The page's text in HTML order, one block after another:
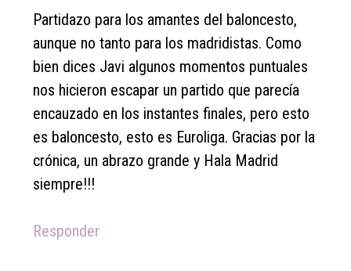
Partidazo para los amantes del baloncesto,
aunque no tanto para los madridistas. Como
bien dices Javi algunos momentos puntuales
nos hicieron escapar un partido que parecía
encauzado en los instantes finales, pero esto
es baloncesto, esto es Euroliga. Gracias por la
crónica, un abrazo grande y Hala Madrid
siempre!!!
Responder